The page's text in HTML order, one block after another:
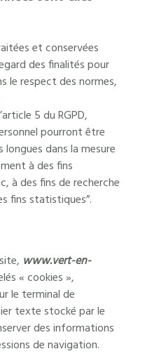
et conservées
des finalités pour
le respect des normes,
5 du RGPD,
pourront être
longues dans la mesure
à des fins
à des fins de recherche
fins statistiques”.
www.vert-en-
« cookies »,
le terminal de
texte stocké par le
des informations
de navigation.